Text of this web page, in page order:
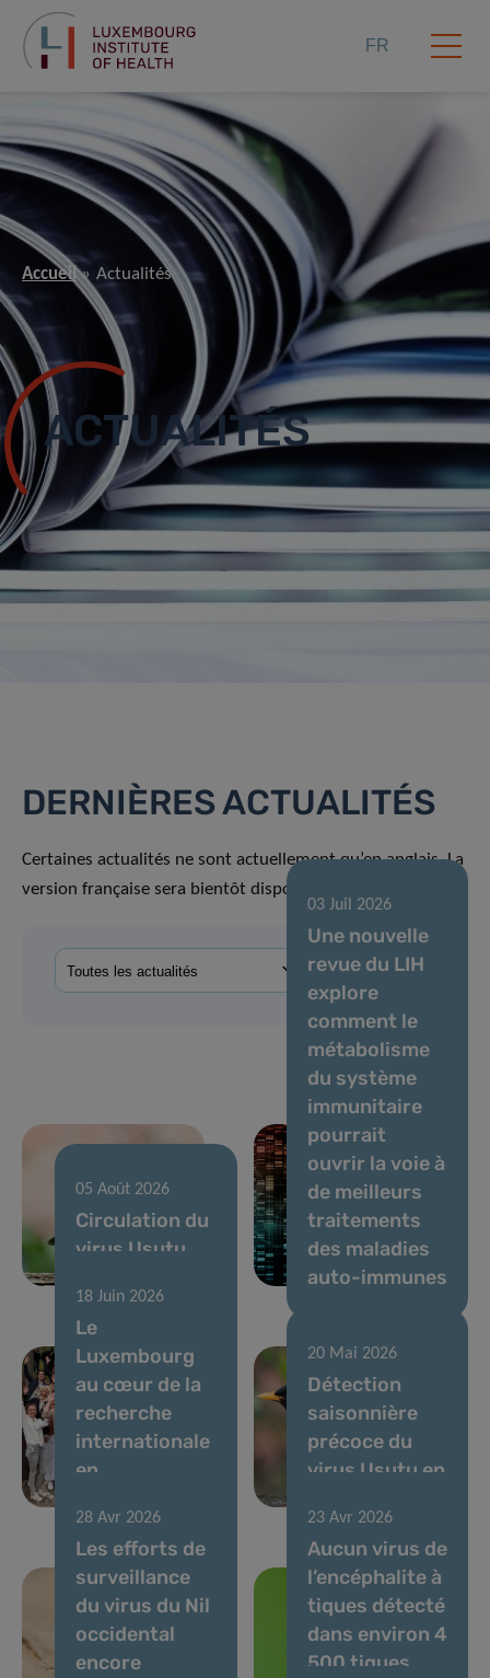
FR
Accueil Actualités
ACTUALITÉS
DERNIÈRES ACTUALITÉS
Certaines actualités ne sont actuellement qu’en anglais. La
version française sera bientôt disponible.
05 Août 2026
Circulation du
virus Usutu,
03 Juil 2026
Une nouvelle
revue du LIH
explore
comment le
métabolisme
du système
immunitaire
pourrait
ouvrir la voie à
de meilleurs
traitements
des maladies
auto-immunes
18 Juin 2026
Le
Luxembourg
au cœur de la
recherche
internationale
en
immunométabolisme
20 Mai 2026
Détection
saisonnière
précoce du
virus Usutu en
28 Avr 2026
Les efforts de
surveillance
du virus du Nil
occidental
encore
23 Avr 2026
Aucun virus de
l’encéphalite à
tiques détecté
dans environ 4
500 tiques